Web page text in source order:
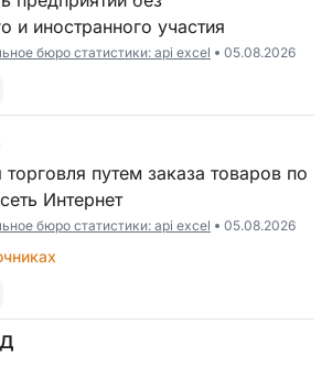
и иностранного участия
бюро статистики: api excel 05.08.2026
Интернет
бюро статистики: api excel 05.08.2026